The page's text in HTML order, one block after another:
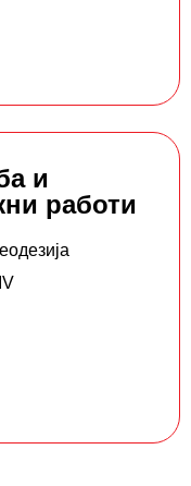
и
работи
IV